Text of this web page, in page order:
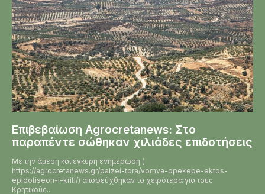
Επιβεβαίωση Agrocretanews: Στο
παραπέντε σώθηκαν χιλιάδες επιδοτήσεις
Με την άμεση και έγκυρη ενημέρωση (
https://agrocretanews.gr/paizei-tora/vomva-opekepe-ektos-
epidotiseon-i-kriti/) αποφεύχθηκαν τα χειρότερα για τους
Κρητικούς...